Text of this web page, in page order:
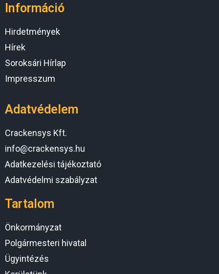
Információ
Hirdetmények
Hírek
Soroksári Hírlap
Impresszum
Adatvédelem
Crackensys Kft.
info@crackensys.hu
Adatkezelési tájékoztató
Adatvédelmi szabályzat
Tartalom
Önkormányzat
Polgármesteri hivatal
Ügyintézés